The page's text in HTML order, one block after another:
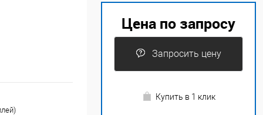
Цена по запросу
Запросить цену
Купить в 1 клик